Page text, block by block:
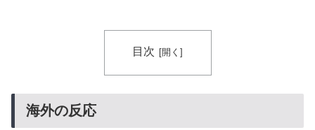
目次
海外の反応